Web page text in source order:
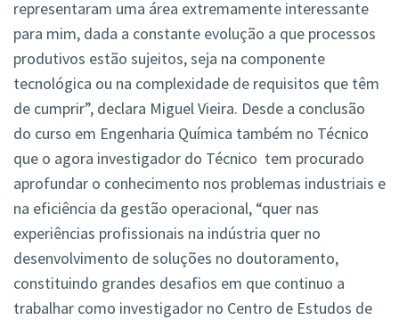
representaram uma área extremamente interessante
para mim, dada a constante evolução a que processos
produtivos estão sujeitos, seja na componente
tecnológica ou na complexidade de requisitos que têm
de cumprir”, declara Miguel Vieira. Desde a conclusão
do curso em Engenharia Química também no Técnico
que o agora investigador do Técnico tem procurado
aprofundar o conhecimento nos problemas industriais e
na eficiência da gestão operacional, “quer nas
experiências profissionais na indústria quer no
desenvolvimento de soluções no doutoramento,
constituindo grandes desafios em que continuo a
trabalhar como investigador no Centro de Estudos de